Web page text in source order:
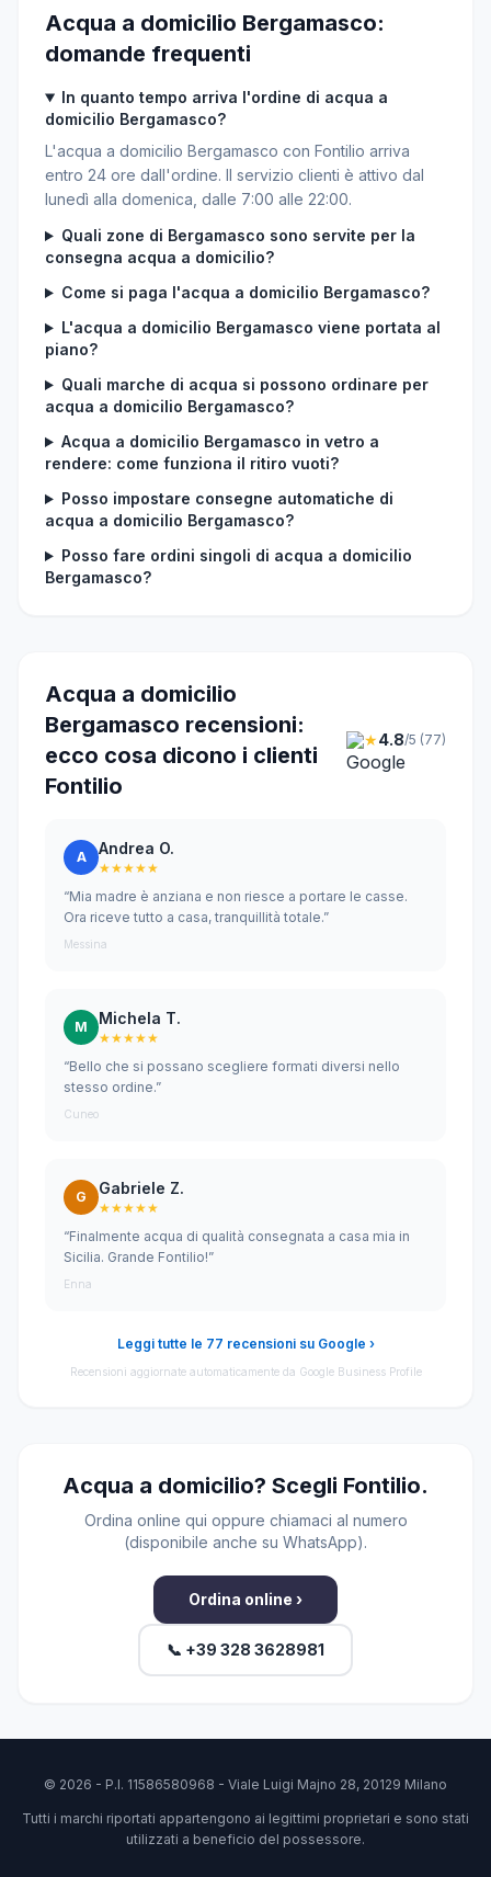
Acqua a domicilio Bergamasco:
domande frequenti
In quanto tempo arriva l'ordine di acqua a
domicilio Bergamasco?
L'acqua a domicilio Bergamasco con Fontilio arriva
entro 24 ore dall'ordine. Il servizio clienti è attivo dal
lunedì alla domenica, dalle 7:00 alle 22:00.
Quali zone di Bergamasco sono servite per la
consegna acqua a domicilio?
Come si paga l'acqua a domicilio Bergamasco?
L'acqua a domicilio Bergamasco viene portata al
piano?
Quali marche di acqua si possono ordinare per
acqua a domicilio Bergamasco?
Acqua a domicilio Bergamasco in vetro a
rendere: come funziona il ritiro vuoti?
Posso impostare consegne automatiche di
acqua a domicilio Bergamasco?
Posso fare ordini singoli di acqua a domicilio
Bergamasco?
Acqua a domicilio
Bergamasco recensioni:
ecco cosa dicono i clienti
Fontilio
★4.8/5 (77)
A Andrea O.
★★★★★
“Mia madre è anziana e non riesce a portare le casse.
Ora riceve tutto a casa, tranquillità totale.”
Messina
M Michela T.
★★★★★
“Bello che si possano scegliere formati diversi nello
stesso ordine.”
Cuneo
G Gabriele Z.
★★★★★
“Finalmente acqua di qualità consegnata a casa mia in
Sicilia. Grande Fontilio!”
Enna
Leggi tutte le 77 recensioni su Google ›
Recensioni aggiornate automaticamente da Google Business Profile
Acqua a domicilio? Scegli Fontilio.
Ordina online qui oppure chiamaci al numero
(disponibile anche su WhatsApp).
Ordina online ›
📞 +39 328 3628981
© 2026 - P.I. 11586580968 - Viale Luigi Majno 28, 20129 Milano
Tutti i marchi riportati appartengono ai legittimi proprietari e sono stati
utilizzati a beneficio del possessore.